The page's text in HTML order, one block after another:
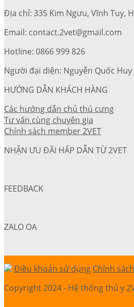
Địa chỉ: 335 Kim Ngưu, Vĩnh Tuy,
Email: contact.2vet@gmail.com
Hotline: 0866 999 826
Người đại diện: Nguyễn Quốc Huy
HƯỚNG DẪN KHÁCH HÀNG
Các hướng dẫn chủ thú cưng
Tư vấn cùng chuyên gia
Chính sách member 2VET
NHẬN ƯU ĐÃI HẤP DẪN TỪ 2VET
FEEDBACK
ZALO OA
Điều khoản sử dụng Chính
Copyright 2024 - Hệ thống thú y